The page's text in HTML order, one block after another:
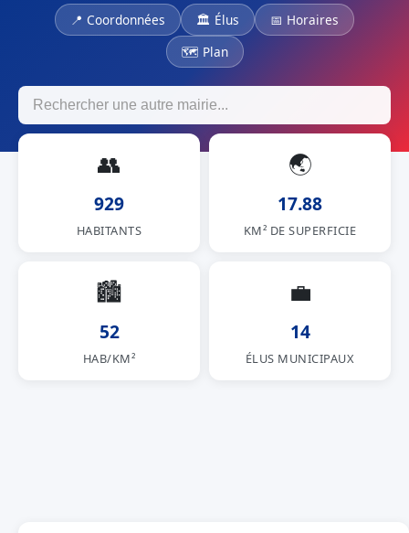
📍 Coordonnées 🏛 Élus
📅 Horaires
🗺 Plan
👥
929
HABITANTS
🌏
17.88
KM² DE SUPERFICIE
🏙
52
HAB/KM²
💼
14
ÉLUS MUNICIPAUX